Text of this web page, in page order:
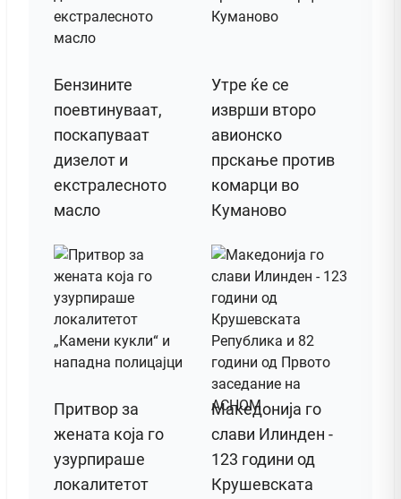
Бензините
поевтинуваат,
поскапуваат
дизелот и
екстралесното
масло
Утре ќе се
изврши второ
авионско
прскање против
комарци во
Куманово
Притвор за
жената која го
узурпираше
локалитетот
Македонија го
слави Илинден -
123 години од
Крушевската